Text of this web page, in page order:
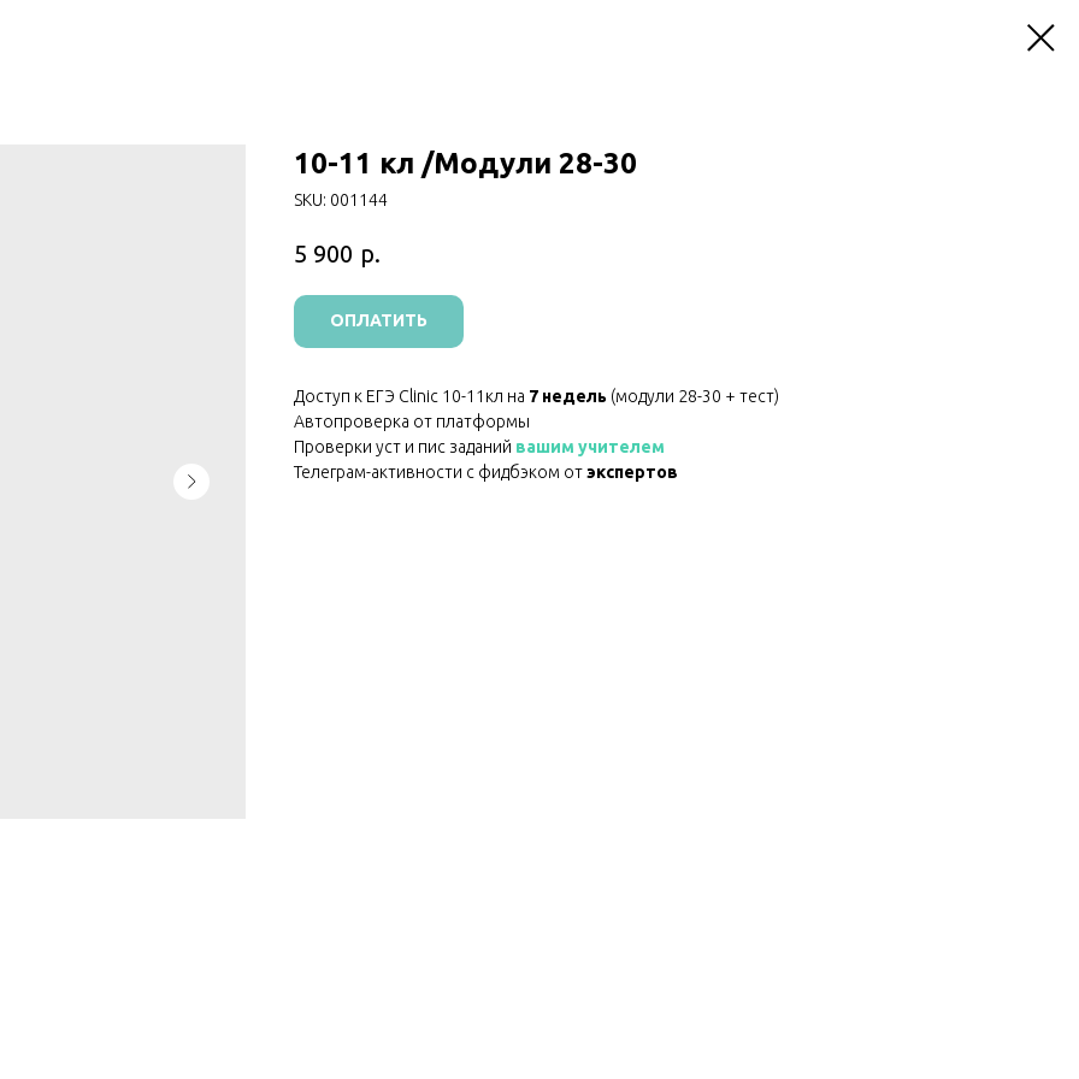
10-11 кл /Модули 28-30
SKU: 001144
5 900 р.
ОПЛАТИТЬ
Доступ к ЕГЭ Clinic 10-11кл на 7 недель (модули 28-30 + тест)
Автопроверка от платформы
Проверки уст и пис заданий вашим учителем
Телеграм-активности с фидбэком отэкспертов